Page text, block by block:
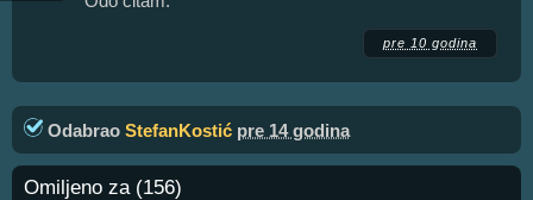
pre 10 godina
Odabrao StefanKostić pre 14 godina
Omiljeno za (156)